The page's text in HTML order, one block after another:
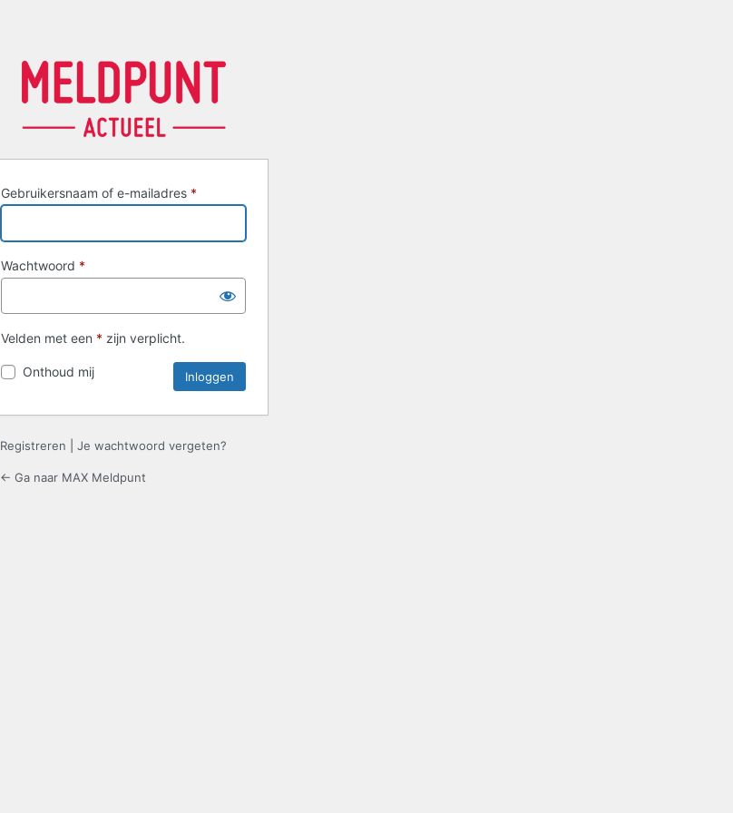
Gebruikersnaam of e-mailadres *
Wachtwoord *
Velden met een * zijn verplicht.
Onthoud mij
Registreren Je wachtwoord vergeten?
← Ga naar MAX Meldpunt